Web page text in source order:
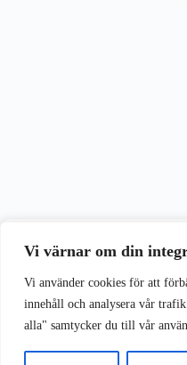
Vi värnar om din
Vi använder cookies för att
innehåll och analysera vår
alla" samtycker du till vår
Vi använder cookies för att